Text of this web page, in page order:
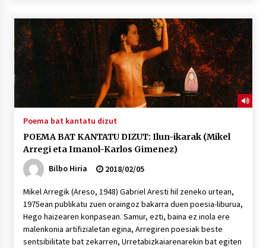
Poema bat kantatu dizut
POEMA BAT KANTATU DIZUT: Ilun-ikarak (Mikel
Arregi eta Imanol-Karlos Gimenez)
Bilbo Hiria
2018/02/05
Mikel Arregik (Areso, 1948) Gabriel Aresti hil zeneko urtean,
1975ean publikatu zuen oraingoz bakarra duen poesia-liburua,
Hego haizearen konpasean. Samur, ezti, baina ez inola ere
malenkonia artifizialetan egina, Arregiren poesiak beste
sentsibilitate bat zekarren, Urretabizkaiarenarekin bat egiten